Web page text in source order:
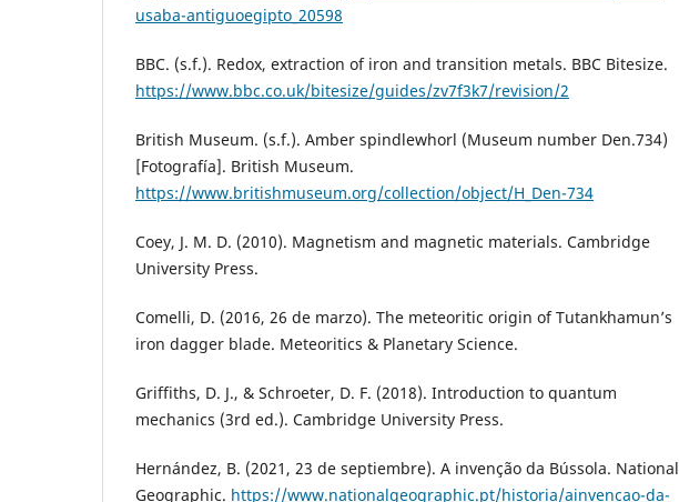
usaba-antiguoegipto_20598
BBC. (s.f.). Redox, extraction of iron and transition metals. BBC Bitesize.
https://www.bbc.co.uk/bitesize/guides/zv7f3k7/revision/2
British Museum. (s.f.). Amber spindlewhorl (Museum number Den.734)
[Fotografía]. British Museum.
https://www.britishmuseum.org/collection/object/H_Den-734
Coey, J. M. D. (2010). Magnetism and magnetic materials. Cambridge
University Press.
Comelli, D. (2016, 26 de marzo). The meteoritic origin of Tutankhamun’s
iron dagger blade. Meteoritics & Planetary Science.
Griffiths, D. J., & Schroeter, D. F. (2018). Introduction to quantum
mechanics (3rd ed.). Cambridge University Press.
Hernández, B. (2021, 23 de septiembre). A invenção da Bússola. National
Geographic. https://www.nationalgeographic.pt/historia/ainvencao-da-